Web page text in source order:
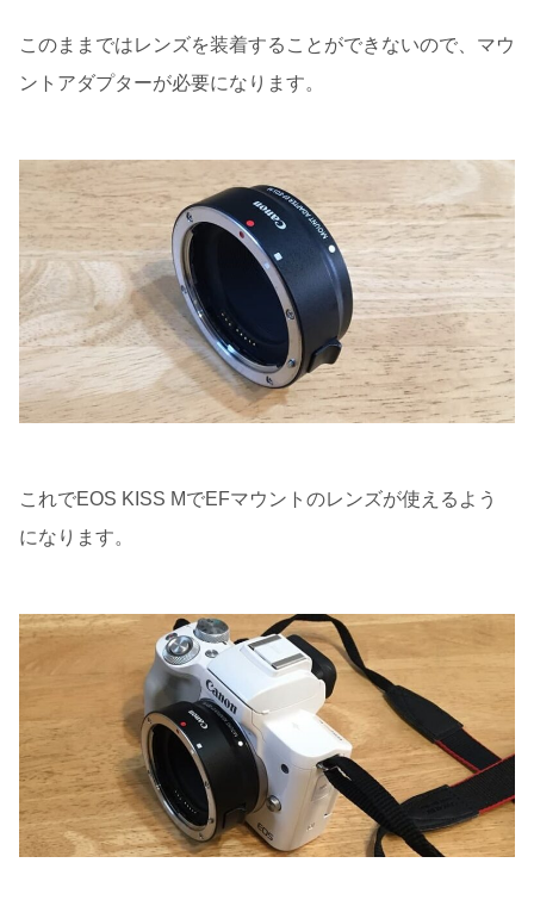
このままではレンズを装着することができないので、マウ
ントアダプターが必要になります。
これでEOS KISS MでEFマウントのレンズが使えるよう
になります。